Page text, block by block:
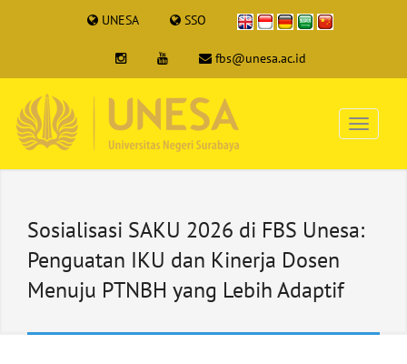
UNESA SSO
fbs@unesa.ac.id
Sosialisasi SAKU 2026 di FBS Unesa:
Penguatan IKU dan Kinerja Dosen
Menuju PTNBH yang Lebih Adaptif